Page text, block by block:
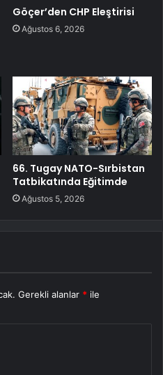
Göçer’den CHP Eleştirisi
Ağustos 6, 2026
66. Tugay NATO-Sırbistan
Tatbikatında Eğitimde
Ağustos 5, 2026
Gerekli alanlar * ile